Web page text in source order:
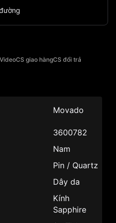
CS giao hàngCS đổi trả
Movado
3600782
Nam
Pin / Quartz
Dây da
Kính
Sapphire